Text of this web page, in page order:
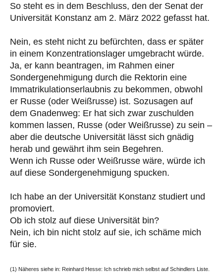
So steht es in dem Beschluss, den der Senat der
Universität Konstanz am 2. März 2022 gefasst hat.
Nein, es steht nicht zu befürchten, dass er später
in einem Konzentrationslager umgebracht würde.
Ja, er kann beantragen, im Rahmen einer
Sondergenehmigung durch die Rektorin eine
Immatrikulationserlaubnis zu bekommen, obwohl
er Russe (oder Weißrusse) ist. Sozusagen auf
dem Gnadenweg: Er hat sich zwar zuschulden
kommen lassen, Russe (oder Weißrusse) zu sein –
aber die deutsche Universität lässt sich gnädig
herab und gewährt ihm sein Begehren.
Wenn ich Russe oder Weißrusse wäre, würde ich
auf diese Sondergenehmigung spucken.
Ich habe an der Universität Konstanz studiert und
promoviert.
Ob ich stolz auf diese Universität bin?
Nein, ich bin nicht stolz auf sie, ich schäme mich
für sie.
(1) Näheres siehe in: Reinhard Hesse: Ich schrieb mich selbst auf Schindlers Liste.